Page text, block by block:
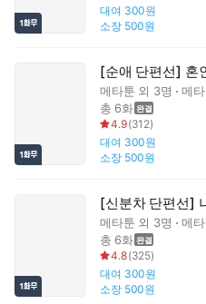
대여 300원
소장 500원
[순애 단편선] 혼
메타툰 외 3명
메
총 6화
4.9(312)
대여 300원
소장 500원
[신분차 단편선]
메타툰 외 3명
메
총 6화
4.8(325)
대여 300원
소장 500원